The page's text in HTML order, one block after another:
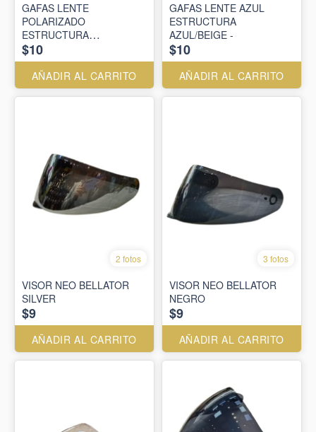
GAFAS LENTE
POLARIZADO
ESTRUCTURA
NEGRA/GRIS
$10
AÑADIR AL CARRITO
GAFAS LENTE AZUL
ESTRUCTURA
AZUL/BEIGE -
$10
AÑADIR AL CARRITO
2 fotos
VISOR NEO BELLATOR
SILVER
$9
AÑADIR AL CARRITO
3 fotos
VISOR NEO BELLATOR
NEGRO
$9
AÑADIR AL CARRITO